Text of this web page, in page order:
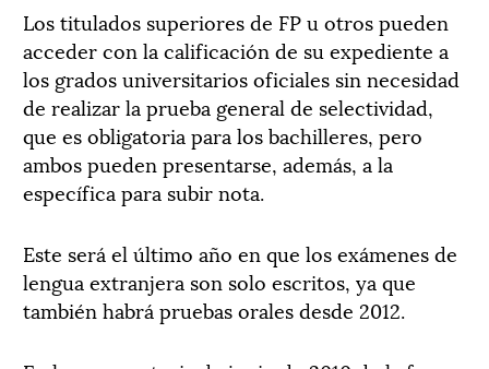
Los titulados superiores de FP u otros pueden
acceder con la calificación de su expediente a
los grados universitarios oficiales sin necesidad
de realizar la prueba general de selectividad,
que es obligatoria para los bachilleres, pero
ambos pueden presentarse, además, a la
específica para subir nota.
Este será el último año en que los exámenes de
lengua extranjera son solo escritos, ya que
también habrá pruebas orales desde 2012.